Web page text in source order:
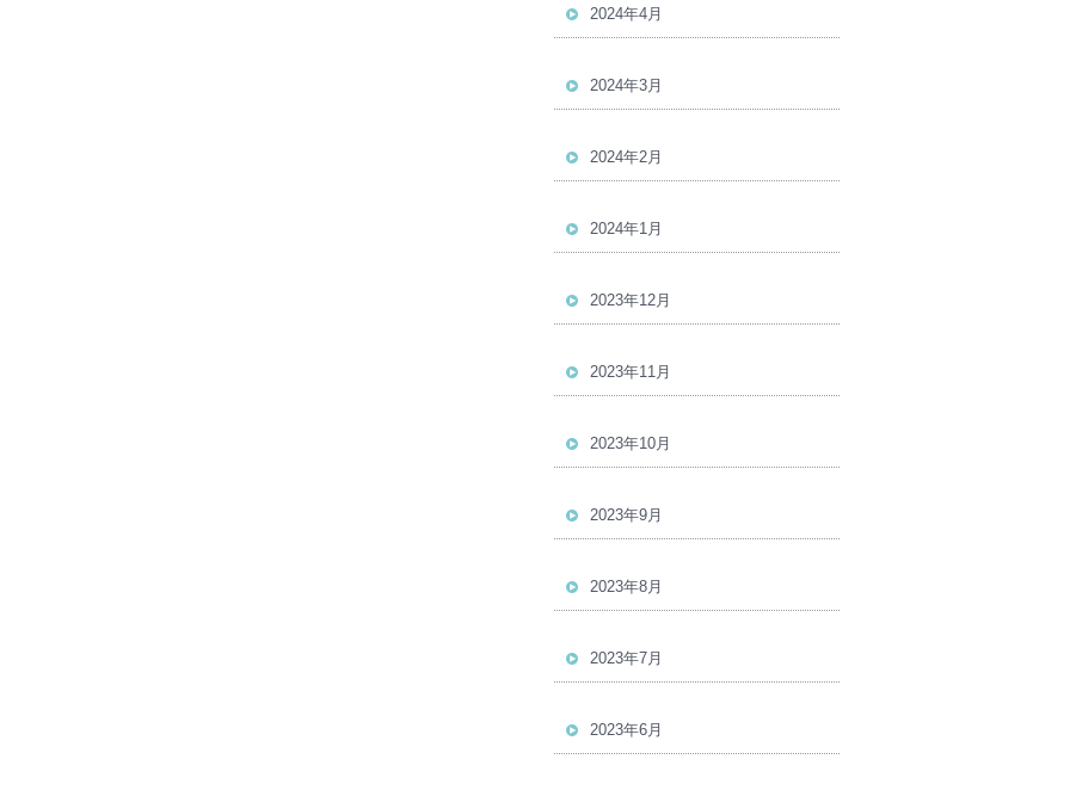
2024年4月
2024年3月
2024年2月
2024年1月
2023年12月
2023年11月
2023年10月
2023年9月
2023年8月
2023年7月
2023年6月